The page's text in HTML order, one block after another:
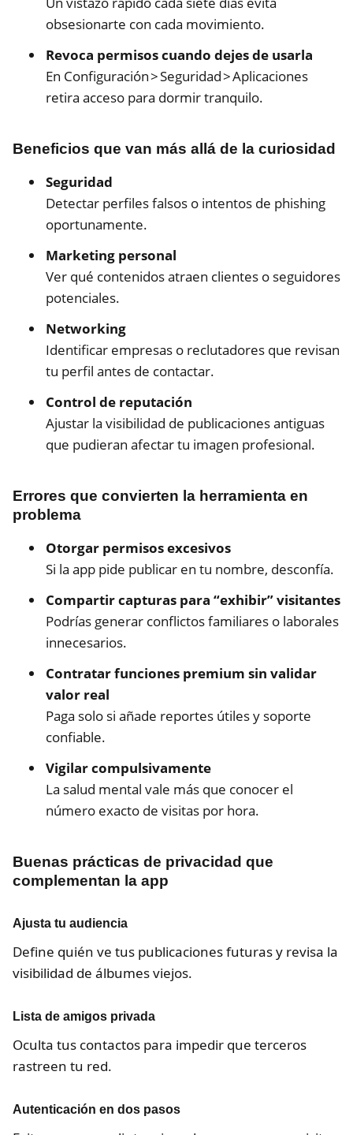
obsesionarte con cada movimiento.
Revoca permisos cuando dejes de usarla
En Configuración > Seguridad > Aplicaciones
retira acceso para dormir tranquilo.
Beneficios que van más allá de la curiosidad
Seguridad
Detectar perfiles falsos o intentos de phishing
oportunamente.
Marketing personal
Ver qué contenidos atraen clientes o seguidores
potenciales.
Networking
Identificar empresas o reclutadores que revisan
tu perfil antes de contactar.
Control de reputación
Ajustar la visibilidad de publicaciones antiguas
que pudieran afectar tu imagen profesional.
Errores que convierten la herramienta en
problema
Otorgar permisos excesivos
Si la app pide publicar en tu nombre, desconfía.
Compartir capturas para “exhibir” visitantes
Podrías generar conflictos familiares o laborales
innecesarios.
Contratar funciones premium sin validar
valor real
Paga solo si añade reportes útiles y soporte
confiable.
Vigilar compulsivamente
La salud mental vale más que conocer el
número exacto de visitas por hora.
Buenas prácticas de privacidad que
complementan la app
Ajusta tu audiencia
Define quién ve tus publicaciones futuras y revisa la
visibilidad de álbumes viejos.
Lista de amigos privada
Oculta tus contactos para impedir que terceros
rastreen tu red.
Autenticación en dos pasos